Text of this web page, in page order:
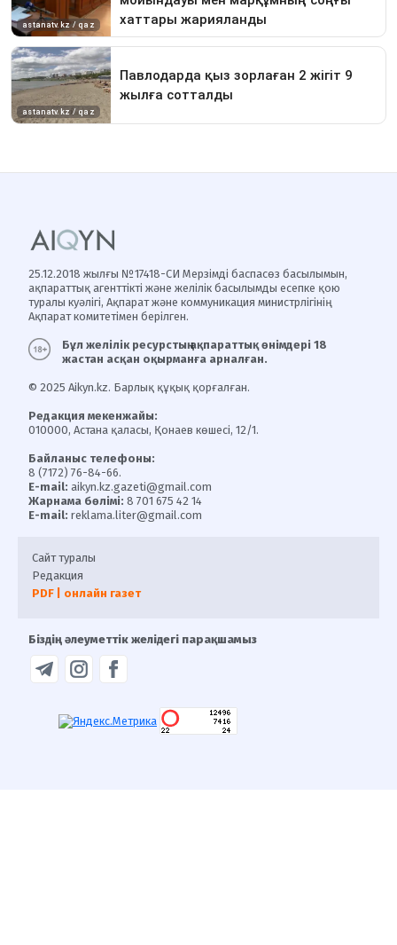
25.12.2018 жылғы №17418-СИ Мерзімді баспасөз басылымын,
ақпараттық агенттікті және желілік басылымды есепке қою
туралы куәлігі, Ақпарат және коммуникация министрлігінің
Ақпарат комитетімен берілген.
Бұл желілік ресурстың ақпараттық өнімдері 18
жастан асқан оқырманға арналған.
© 2025 Aikyn.kz. Барлық құқық қорғалған.
Редакция мекенжайы:
010000, Астана қаласы, Қонаев көшесі, 12/1.
Байланыс телефоны:
8 (7172) 76-84-66.
E-mail: aikyn.kz.gazeti@gmail.com
Жарнама бөлімі: 8 701 675 42 14
E-mail: reklama.liter@gmail.com
Сайт туралы
Редакция
PDF | онлайн газет
Біздің әлеуметтік желідегі парақшамыз